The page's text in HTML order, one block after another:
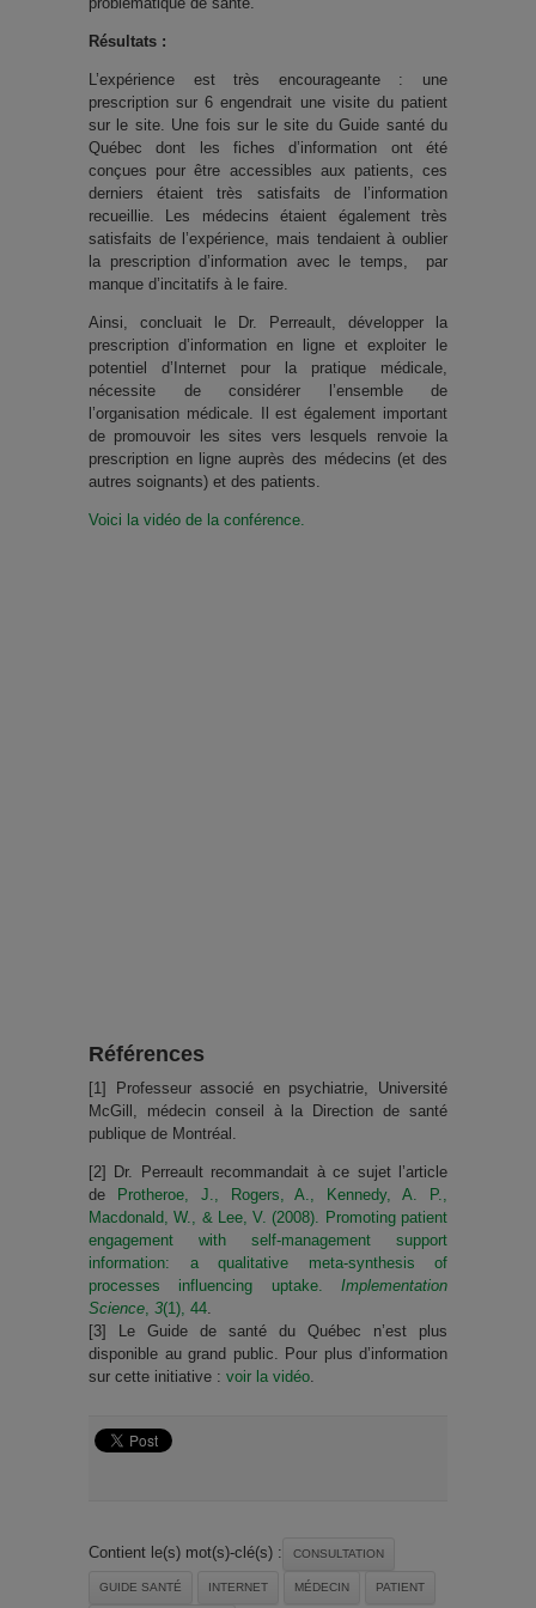
Résultats :
L’expérience est très encourageante : une
prescription sur 6 engendrait une visite du patient
sur le site. Une fois sur le site du Guide santé du
Québec dont les fiches d’information ont été
conçues pour être accessibles aux patients, ces
derniers étaient très satisfaits de l’information
recueillie. Les médecins étaient également très
satisfaits de l’expérience, mais tendaient à oublier
la prescription d’information avec le temps, par
manque d’incitatifs à le faire.
Ainsi, concluait le Dr. Perreault, développer la
prescription d’information en ligne et exploiter le
potentiel d’Internet pour la pratique médicale,
nécessite de considérer l’ensemble de
l’organisation médicale. Il est également important
de promouvoir les sites vers lesquels renvoie la
prescription en ligne auprès des médecins (et des
autres soignants) et des patients.
Voici la vidéo de la conférence.
Références
[1] Professeur associé en psychiatrie, Université
McGill, médecin conseil à la Direction de santé
publique de Montréal.
[2] Dr. Perreault recommandait à ce sujet l’article
de
Protheroe, J., Rogers, A., Kennedy, A. P.,
Macdonald, W., & Lee, V. (2008). Promoting patient
engagement with self-management support
information: a qualitative meta-synthesis of
processes influencing uptake. Implementation
Science, 3(1), 44.
[3] Le Guide de santé du Québec n’est plus
disponible au grand public. Pour plus d’information
sur cette initiative : voir la vidéo.
Contient le(s) mot(s)-clé(s) : CONSULTATION
GUIDE SANTÉ INTERNET MÉDECIN PATIENT